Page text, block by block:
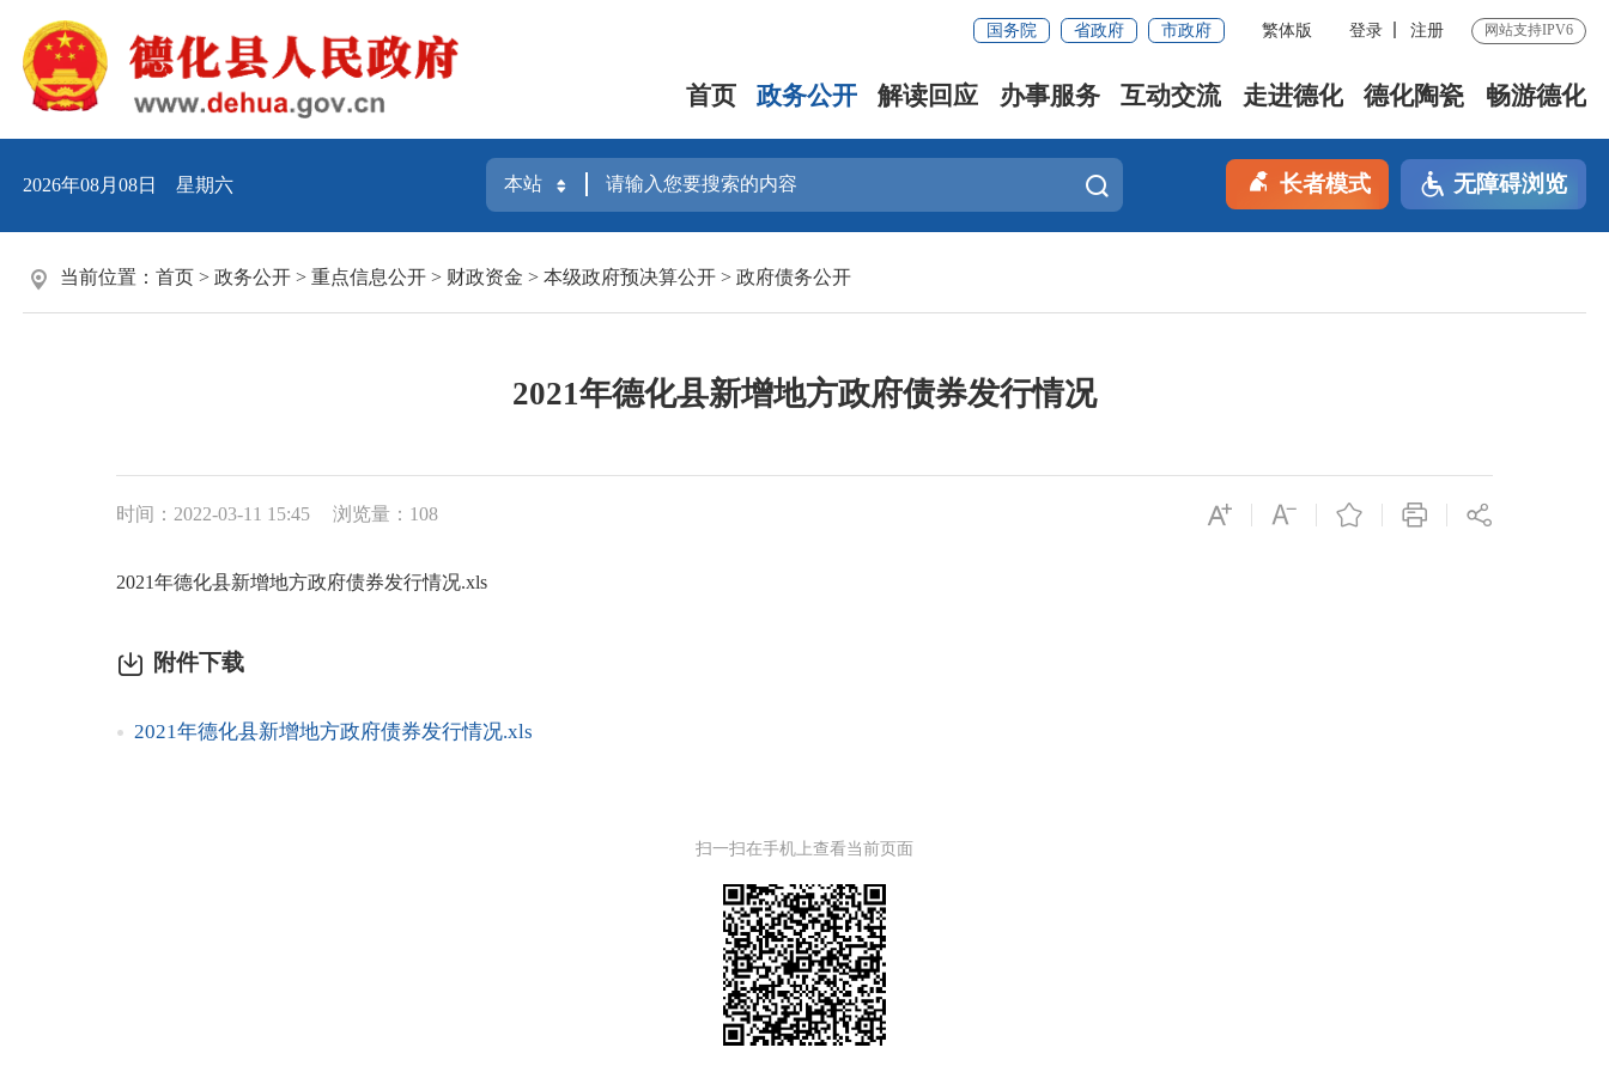
国务院 省政府 市政府 繁体版 登录 注册 网站支持IPV6
首页 政务公开 解读回应 办事服务 互动交流 走进德化 德化陶瓷 畅游德化
2026年08月08日 星期六 长者模式 无障碍浏览
当前位置： 首页 > 政务公开 > 重点信息公开 > 财政资金 > 本级政府预决算公开 > 政府债务公开
2021年德化县新增地方政府债券发行情况
时间：2022-03-11 15:45 浏览量： 108
2021年德化县新增地方政府债券发行情况.xls
附件下载
2021年德化县新增地方政府债券发行情况.xls
扫一扫在手机上查看当前页面